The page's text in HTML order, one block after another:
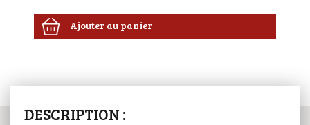
Ajouter au panier
DESCRIPTION :